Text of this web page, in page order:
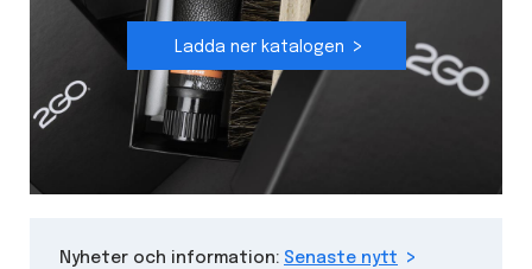
Ladda ner katalogen
Nyheter och information: Senaste nytt